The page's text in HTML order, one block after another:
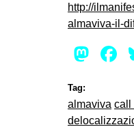
http://
almaviva-il-
Tag:
almaviva call